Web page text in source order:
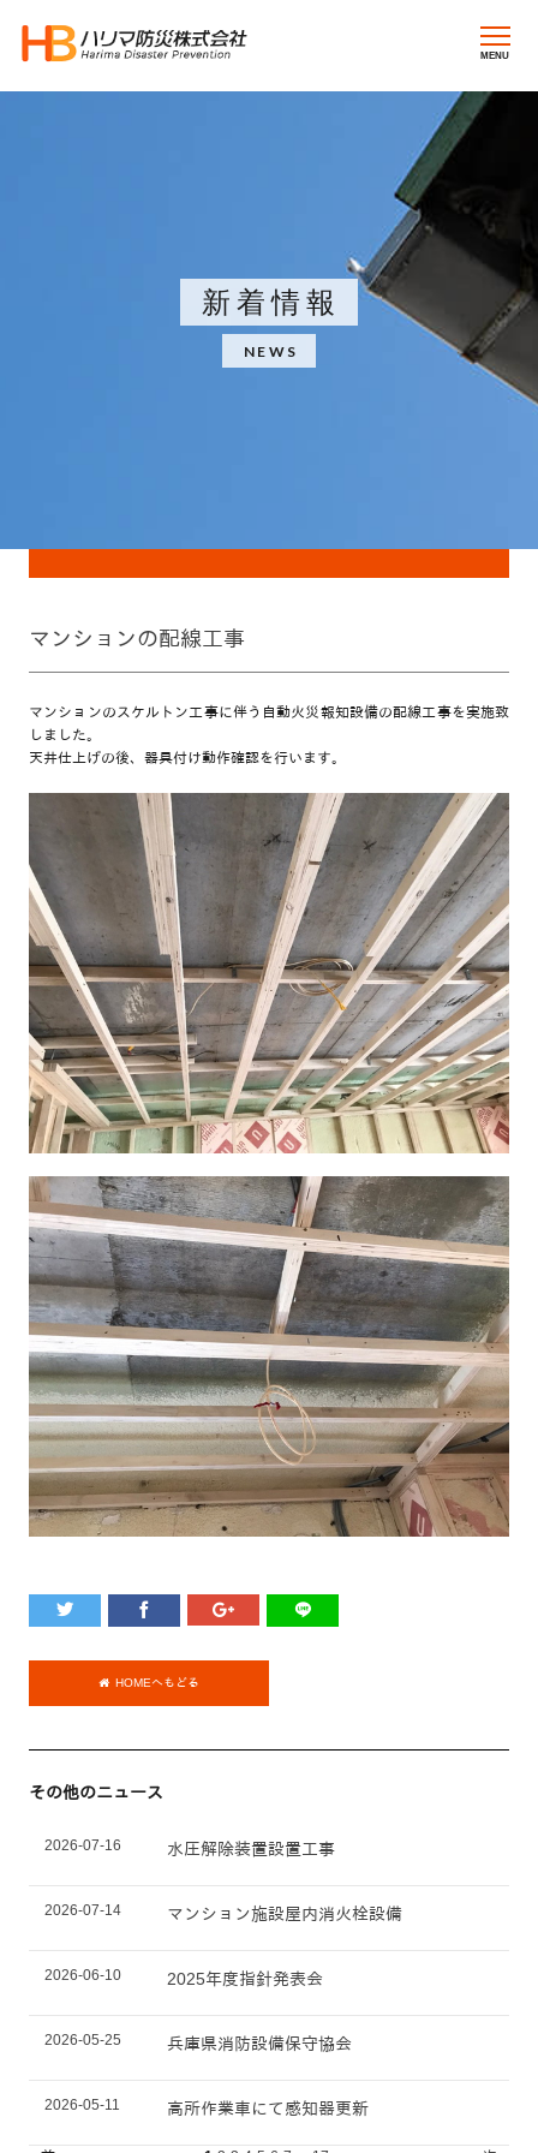
MENU
新着情報
NEWS
マンションの配線工事
マンションのスケルトン工事に伴う自動火災報知設備の配線工事を実施致
しました。
天井仕上げの後、器具付け動作確認を行います。
HOMEへもどる
その他のニュース
2026-07-16 水圧解除装置設置工事
2026-07-14 マンション施設屋内消火栓設備
2026-06-10 2025年度指針発表会
2026-05-25 兵庫県消防設備保守協会
2026-05-11 高所作業車にて感知器更新